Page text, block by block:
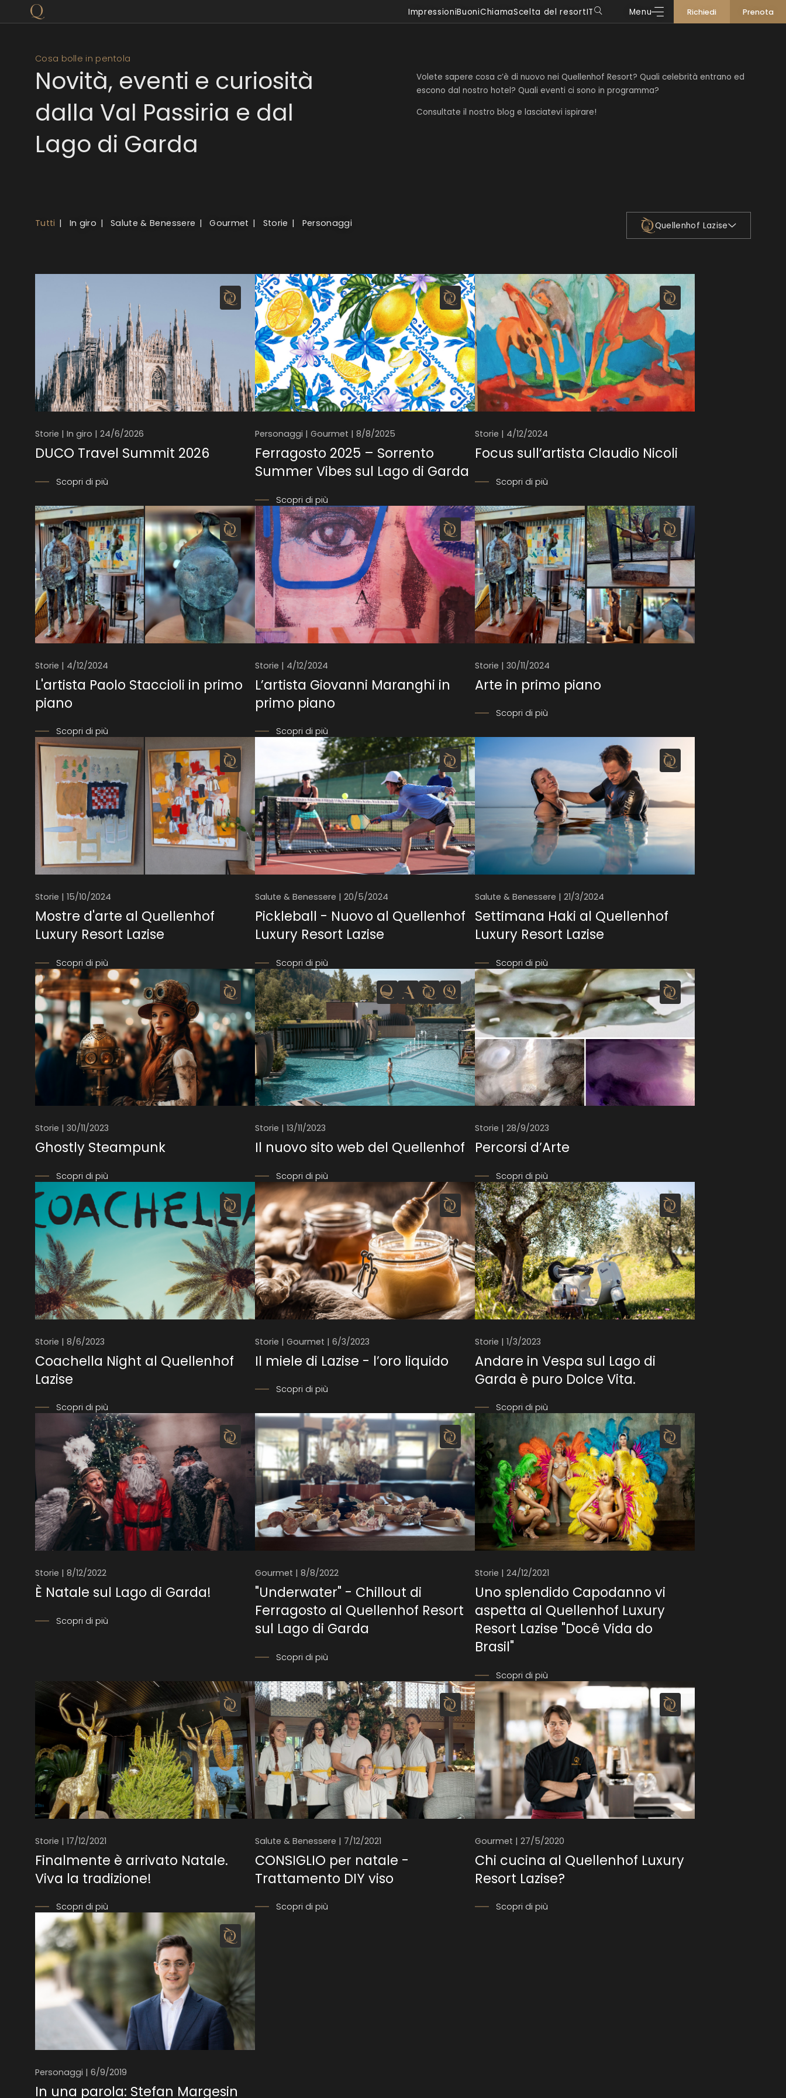
Impressioni
Hotel | Chalet Das Alpenschlössel
Quellenhof Luxury Resort Lazise
Buoni
Quellenhof Luxury Resort Lazise
ChiamaScelta del resortIT Menu Richiedi Prenota
Hotel | Chalet Das Alpenschlössel
Quellenhof Luxury Resort Lazise
Novità, eventi e curiosità
dalla Val Passiria e dal
Lago di Garda
Cosa bolle in pentola
Volete sapere cosa c’è di nuovo nei Quellenhof Resort? Quali celebrità entrano ed
escono dal nostro hotel? Quali eventi ci sono in programma?
Consultate il nostro blog e lasciatevi ispirare!
Tutti In giro Salute & Benessere Gourmet Storie Personaggi Quellenhof Lazise
Storie | In giro | 24/6/2026
DUCO Travel Summit 2026
Scopri di più
Personaggi | Gourmet | 8/8/2025
Ferragosto 2025 – Sorrento
Summer Vibes sul Lago di Garda
Scopri di più
Storie | 4/12/2024
Focus sull’artista Claudio Nicoli
Scopri di più
Storie | 4/12/2024
L'artista Paolo Staccioli in primo
piano
Scopri di più
Storie | 4/12/2024
L’artista Giovanni Maranghi in
primo piano
Scopri di più
Storie | 30/11/2024
Arte in primo piano
Scopri di più
Storie | 15/10/2024
Mostre d'arte al Quellenhof
Luxury Resort Lazise
Scopri di più
Salute & Benessere | 20/5/2024
Pickleball - Nuovo al Quellenhof
Luxury Resort Lazise
Scopri di più
Salute & Benessere | 21/3/2024
Settimana Haki al Quellenhof
Luxury Resort Lazise
Scopri di più
Storie | 30/11/2023
Ghostly Steampunk
Scopri di più
Storie | 13/11/2023
Il nuovo sito web del Quellenhof
Scopri di più
Storie | 28/9/2023
Percorsi d’Arte
Scopri di più
Storie | 8/6/2023
Coachella Night al Quellenhof
Lazise
Scopri di più
Storie | Gourmet | 6/3/2023
Il miele di Lazise - l’oro liquido
Scopri di più
Storie | 1/3/2023
Andare in Vespa sul Lago di
Garda è puro Dolce Vita.
Scopri di più
Storie | 8/12/2022
È Natale sul Lago di Garda!
Scopri di più
Gourmet | 8/8/2022
"Underwater" - Chillout di
Ferragosto al Quellenhof Resort
sul Lago di Garda
Scopri di più
Storie | 24/12/2021
Uno splendido Capodanno vi
aspetta al Quellenhof Luxury
Resort Lazise "Docê Vida do
Brasil"
Scopri di più
Storie | 17/12/2021
Finalmente è arrivato Natale.
Viva la tradizione!
Scopri di più
Salute & Benessere | 7/12/2021
CONSIGLIO per natale -
Trattamento DIY viso
Scopri di più
Gourmet | 27/5/2020
Chi cucina al Quellenhof Luxury
Resort Lazise?
Scopri di più
Personaggi | 6/9/2019
In una parola: Stefan Margesin